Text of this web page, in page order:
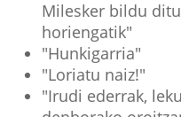
Milesker bildu
horiengatik"
"Hunkigarria"
"Loriatu naiz!"
"Irudi ederrak,